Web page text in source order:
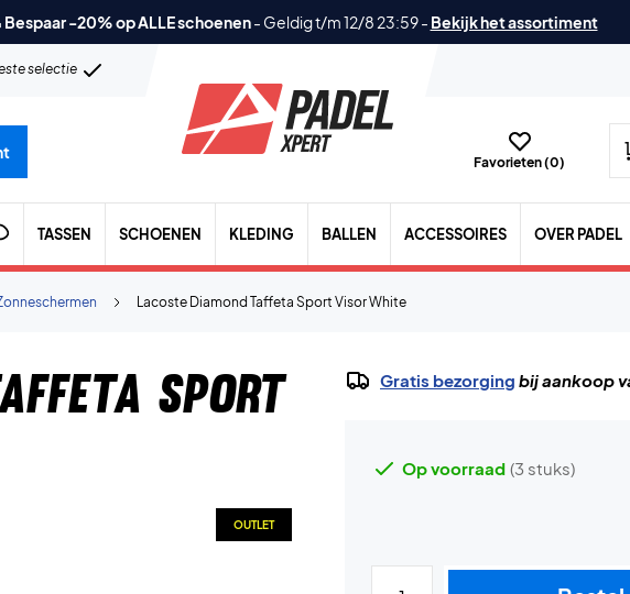
Bespaar -20% op ALLE schoenen- Geldig t/m 12/8 23:59- Bekijk het assortiment
selectie
Favorieten (0)
TASSEN SCHOENEN KLEDING BALLEN ACCESSOIRES OVER PADEL
Lacoste Diamond Taffeta Sport Visor White
Sport
OUTLET
Gratis bezorging bij aankoop
Op voorraad (3 stuks)